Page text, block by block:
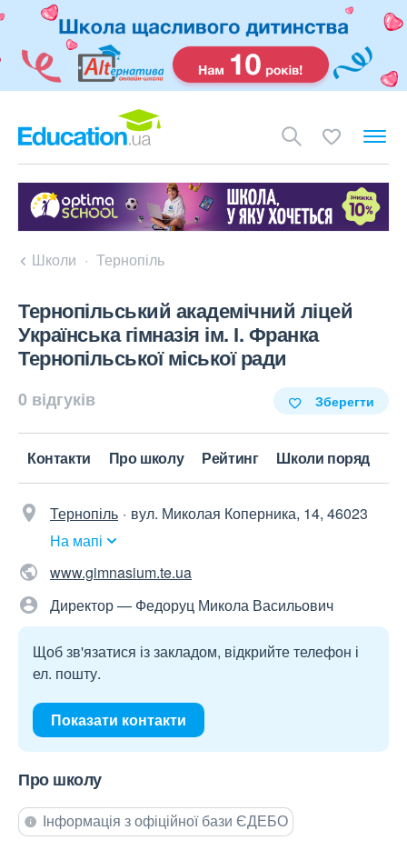
Школи Тернопіль
Тернопільський академічний ліцей
Українська гімназія ім. І. Франка
Тернопільської міської ради
0 відгуків Зберегти
Контакти Про школу Рейтинг Школи поряд
Тернопіль
вул. Миколая Коперника, 14, 46023
На мапі
www.gimnasium.te.ua
Директор — Федоруц Микола Васильович
Щоб зв'язатися із закладом, відкрийте телефон і
ел. пошту.
Показати контакти
Про школу
Інформація з офіційної бази ЄДЕБО